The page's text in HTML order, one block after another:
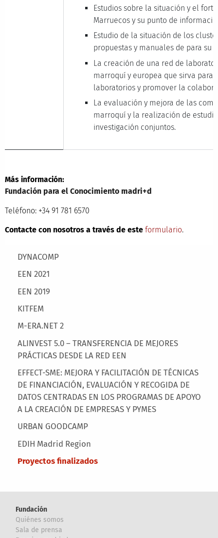
Main menu
DYNACOMP
EEN 2021
EEN 2019
KITFEM
M-ERA.NET 2
ALINVEST 5.0 – TRANSFERENCIA DE MEJORES
PRÁCTICAS DESDE LA RED EEN
EFFECT-SME: MEJORA Y FACILITACIÓN DE TÉCNICAS
DE FINANCIACIÓN, EVALUACIÓN Y RECOGIDA DE
DATOS CENTRADAS EN LOS PROGRAMAS DE APOYO
A LA CREACIÓN DE EMPRESAS Y PYMES
URBAN GOODCAMP
EDIH Madrid Region
Proyectos finalizados
Estudios sobre la situación y el
Marruecos y su punto de
Estudio de la situación de los
propuestas y manuales de para su
La creación de una red de
marroquí y europea que sirva para
laboratorios y promover la
La evaluación y mejora de las
marroquí y la realización de
investigación conjuntos.
Más información:
Fundación para el Conocimiento madri+d
Teléfono: +34 91 781 6570
Contacte con nosotros a través de este formulario.
Fundación
Quiénes somos
Sala de prensa